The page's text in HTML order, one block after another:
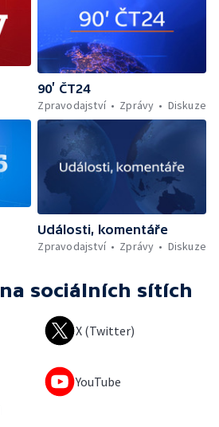
90’ ČT24
Zpravodajství
Zprávy Diskuze
Události, komentáře
Zpravodajství
Zprávy Diskuze
na sociálních sítích
X (Twitter)
YouTube